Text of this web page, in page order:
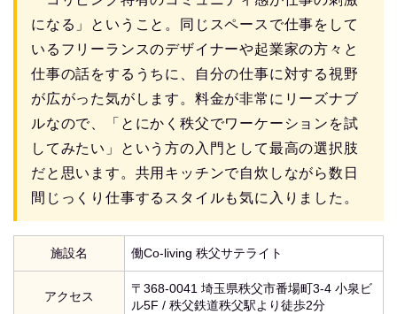
になる」ということ。同じスペースで仕事をして
いるフリーランスのデザイナーや起業家の方々と
仕事の話をするうちに、自分の仕事に対する視野
が広がった気がします。料金が非常にリーズナブ
ルなので、「とにかく秩父でワーケーションを試
してみたい」という方の入門として最高の選択肢
だと思います。共用キッチンで自炊しながら数日
間じっくり仕事するスタイルも気に入りました。
施設名 働Co-living 秩父サテライト
アクセス
〒368-0041 埼玉県秩父市番場町3-4 小泉ビ
ル5F / 秩父鉄道秩父駅より徒歩2分